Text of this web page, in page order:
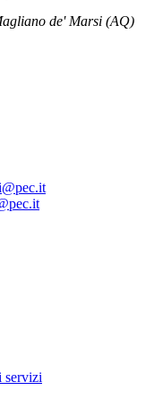
de' Marsi (AQ)
servizi